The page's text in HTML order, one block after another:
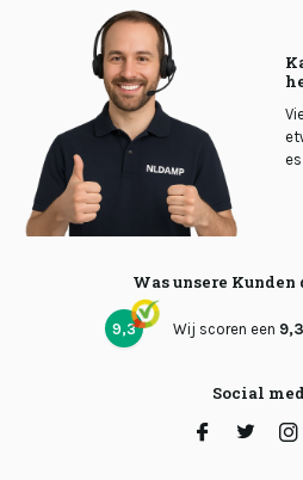
Was unsere
9,3 Wij scoren een 9,3
Social